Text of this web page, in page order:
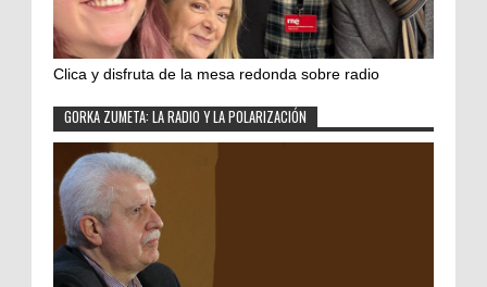
Clica y disfruta de la mesa redonda sobre radio
GORKA ZUMETA: LA RADIO Y LA POLARIZACIÓN